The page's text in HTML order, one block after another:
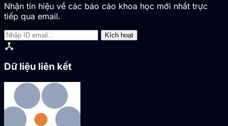
Nhận tín hiệu về các báo cáo khoa học mới nhất trực
tiếp qua email.
Kích hoạt
device_hub
Dữ liệu liên kết